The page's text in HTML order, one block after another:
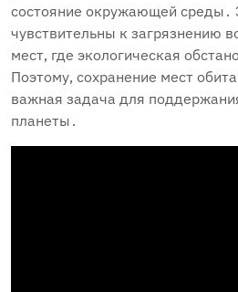
состояние окружающей среды․
чувствительны к загрязнению
мест‚ где экологическая
Поэтому‚ сохранение мест
важная задача для
планеты․